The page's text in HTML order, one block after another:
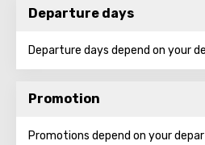
Departure days
Departure days depend on your
Promotion
Promotions depend on your